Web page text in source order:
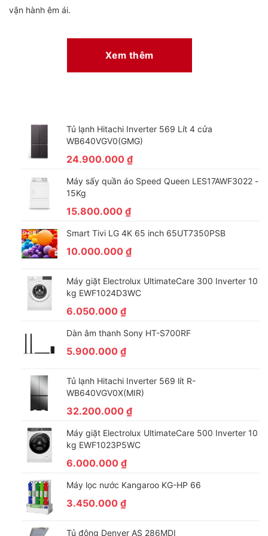
vận hành êm ái.
*Hình ảnh chỉ mang tính chât minh họa
Vết bẩn nhanh chóng bị đánh bật nhờ công nghệ
Công này sẽ giúp máy giặt tăng thêm khả năng đánh tan chất
giặt/xả trong nước trước khi được đưa vào lồng giặt, mang đến
luôn bền đẹp. Ngoài ra, công nghệ này giúp máy giặt Electrolux
tối ưu thời gian giặt giũ, tiết kiệm điện năng cho gia đình bạn.
Tăng hiệu quả giặt sạch với công nghệ cảm biến
Sensor Wash
Công nghệ cảm biến Sensor Wash được tích hợp trong máy
chỉnh thời gian của chu trình giặt phù hợp. Đồng thời, công
nghệ này còn có khả năng nhận biết được lượng bột giặt còn
bám lại để tăng số lần xả (tối đa 2 lần) giúp quần áo giặt sạch
tối ưu.
Xem thêm
Tủ lạnh Hitachi Inverter 569 Lít 4 cửa
WB640VGV0(GMG)
24.900.000 ₫
Máy sấy quần áo Speed Queen LES17AWF3022 -
15Kg
15.800.000 ₫
Smart Tivi LG 4K 65 inch 65UT7350PSB
10.000.000 ₫
Máy giặt Electrolux UltimateCare 300 Inverter 10
kg EWF1024D3WC
6.050.000 ₫
Dàn âm thanh Sony HT-S700RF
5.900.000 ₫
Tủ lạnh Hitachi Inverter 569 lít R-
WB640VGV0X(MIR)
32.200.000 ₫
Máy giặt Electrolux UltimateCare 500 Inverter 10
kg EWF1023P5WC
6.000.000 ₫
Máy lọc nước Kangaroo KG-HP 66
3.450.000 ₫
Tủ đông Denver AS 286MDI